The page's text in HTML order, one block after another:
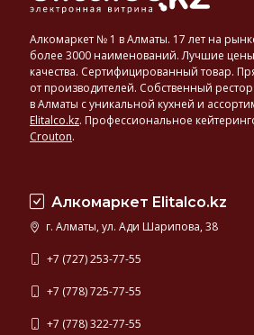
Алкомаркет № 1 в Алматы. 17 лет на
более 3000 наименований. Лучшие
качества. Сертифицированный товар.
от производителей. Собственный
в Алматы с уникальной кухней и
Elitalco.kz. Профессиональное
Crouton.
Алкомаркет Elitalco.kz
г. Алматы, ул. Ади Шарипова, 38
+7 (727) 253-77-55
+7 (778) 725-77-55
+7 (778) 322-77-55